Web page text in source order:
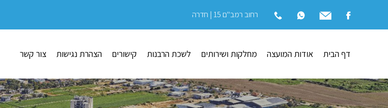
רחוב רמב"ם 15 | חדרה
דף הבית אודות המועצה מחלקות ושירותים לשכת הרבנות קישורים הצהרת נגישות צור קשר